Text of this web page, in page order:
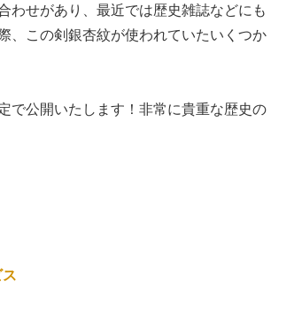
わせがあり、最近では歴史雑誌などにも
、この剣銀杏紋が使われていたいくつか
で公開いたします！非常に貴重な歴史の